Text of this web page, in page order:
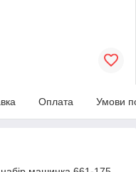
Оплата Умови